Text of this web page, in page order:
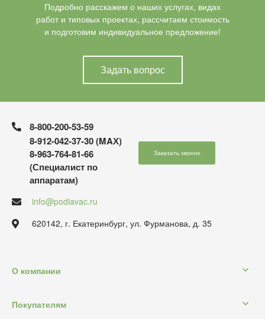
Подробно расскажем о наших услугах, видах
работ и типовых проектах, рассчитаем стоимость
и подготовим индивидуальное предложение!
Задать вопрос
8-800-200-53-59
8-912-042-37-30 (MAХ)
8-963-764-81-66
(Специалист по
аппаратам)
Заказать звонок
info@podiavac.ru
620142, г. Екатеринбург, ул. Фурманова, д. 35
О компании
Покупателям